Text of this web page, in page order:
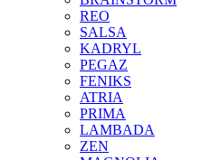
REO
SALSA
KADRYL
PEGAZ
FENIKS
ATRIA
PRIMA
LAMBADA
ZEN